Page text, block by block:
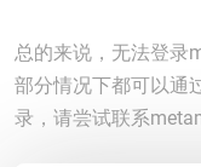
总的来说，无法登录
部分情况下都可以通
录，请尝试联系